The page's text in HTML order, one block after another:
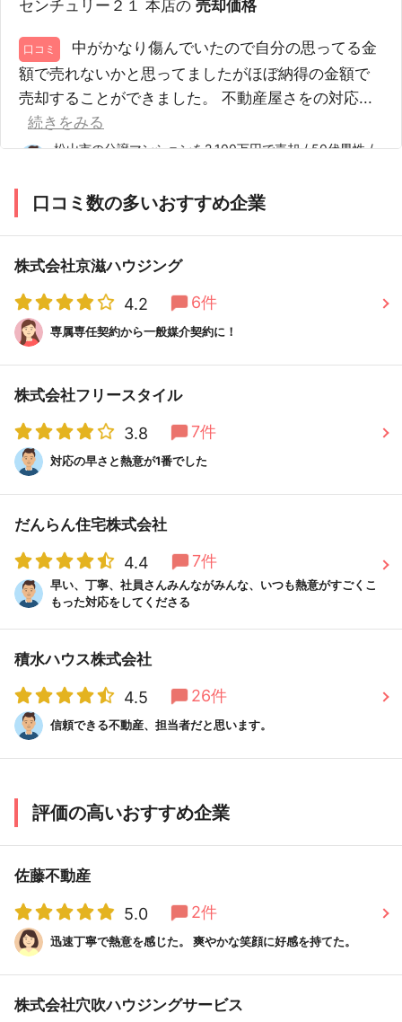
センチュリー２１ 本店の 売却価格
口コミ
中がかなり傷んでいたので自分の思ってる金
額で売れないかと思ってましたがほぼ納得の金額で
売却することができました。 不動産屋さをの対応...
続きをみる
松山市の分譲マンションを2,100万円で売却 / 50代男性 /
本店
最寄り駅：ＪＲ大宮駅西口から徒歩17分
企業・社員の対応3.3/ 売却スピード
センチュリー２１ ハウスウェル株式会社 本店の この
会社を選んだ決め手
口コミ
担当していただいた方が親切丁寧だったので
実績があるのかを調べたら、納得の出来る会社だっ
た...
続きをみる
大阪府守口市
センチュリー２１ 株式会社フロンティア
不動産販売 本店
口コミ数の多いおすすめ企業
株式会社京滋ハウジング
4.2 6件
専属専任契約から一般媒介契約に！
株式会社フリースタイル
3.8 7件
対応の早さと熱意が1番でした
だんらん住宅株式会社
4.4 7件
早い、丁寧、社員さんみんながみんな、いつも熱意がすごくこ
もった対応をしてくださる
積水ハウス株式会社
4.5 26件
信頼できる不動産、担当者だと思います。
評価の高いおすすめ企業
佐藤不動産
5.0 2件
迅速丁寧で熱意を感じた。 爽やかな笑顔に好感を持てた。
株式会社穴吹ハウジングサービス